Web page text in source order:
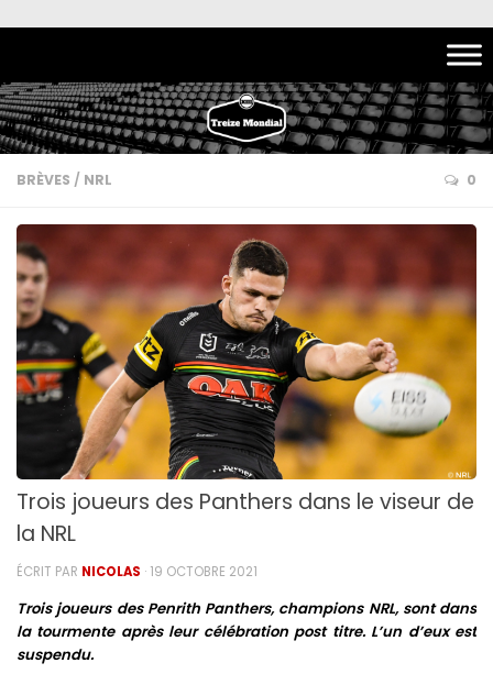
BRÈVES / NRL 0
Trois joueurs des Panthers dans le viseur de
la NRL
ÉCRIT PAR NICOLAS · 19 OCTOBRE 2021
Trois joueurs des Penrith Panthers, champions NRL, sont dans
la tourmente après leur célébration post titre. L’un d’eux est
suspendu.